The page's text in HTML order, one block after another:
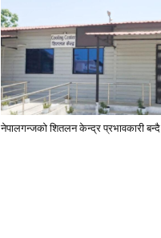
नेपालगन्जको शितलन केन्द्र प्रभावकारी बन्दै